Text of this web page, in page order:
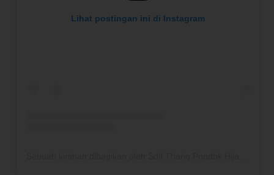
Lihat postingan ini di Instagram